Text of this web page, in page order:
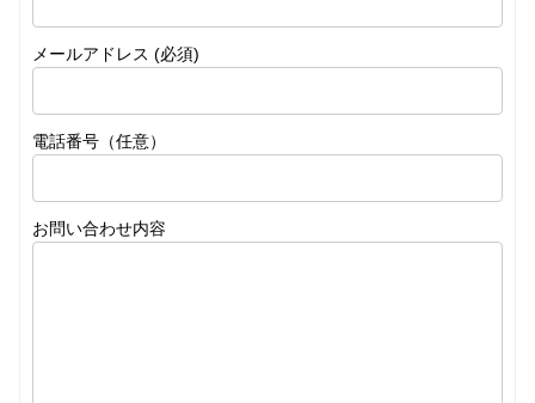
メールアドレス (必須)
電話番号（任意）
お問い合わせ内容